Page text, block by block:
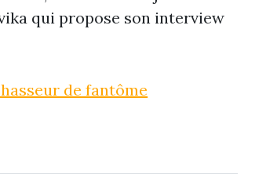
qui propose son interview
de fantôme